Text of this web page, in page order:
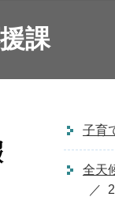
課
子育
全天